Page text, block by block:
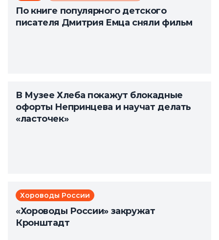
По книге популярного детского
писателя Дмитрия Емца сняли фильм
В Музее Хлеба покажут блокадные
офорты Непринцева и научат делать
«ласточек»
Хороводы России
«Хороводы России» закружат
Кронштадт